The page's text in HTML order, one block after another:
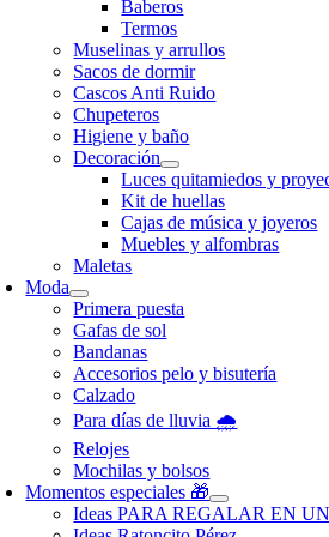
Baberos
Termos
Muselinas y arrullos
Sacos de dormir
Cascos Anti Ruido
Chupeteros
Higiene y baño
Decoración
Luces quitamiedos y
Kit de huellas
Cajas de música y joyeros
Muebles y alfombras
Maletas
Moda
Primera puesta
Gafas de sol
Bandanas
Accesorios pelo y bisutería
Calzado
Para días de lluvia 🌧️
Relojes
Mochilas y bolsos
Momentos especiales 🎁
Ideas PARA REGALAR EN